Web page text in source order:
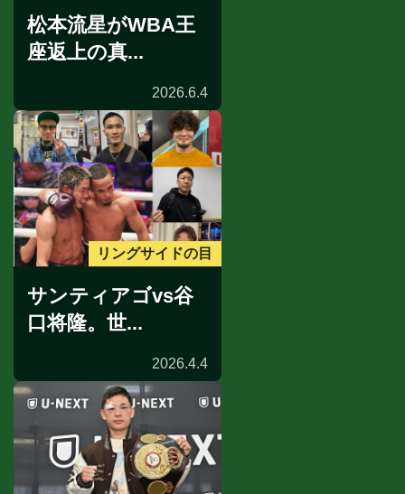
松本流星がWBA王
座返上の真...
2026.6.4
リングサイドの目
サンティアゴvs谷
口将隆。世...
2026.4.4